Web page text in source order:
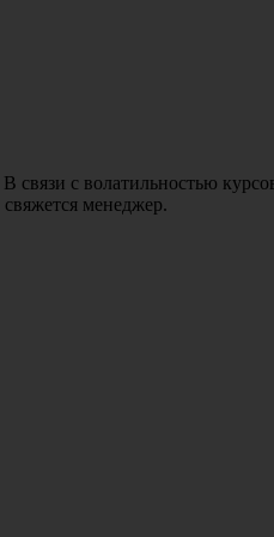
связи с волатильностью
свяжется менеджер.